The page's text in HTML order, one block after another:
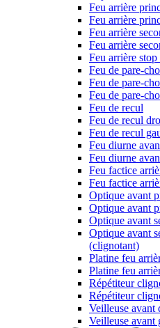
Feu arrière
Feu arrière
Feu arrière
Feu arrière
Feu arrière stop
Feu de pare-
Feu de pare-
Feu de pare-
Feu de recul
Feu de recul
Feu de recul
Feu diurne
Feu diurne
Feu factice
Feu factice
Optique avant
Optique avant
Optique avant
Optique avant
(clignotant)
Platine feu
Platine feu
Répétiteur
Répétiteur
Veilleuse avant
Veilleuse avant